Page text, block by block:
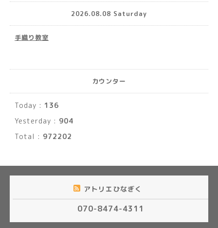
2026.08.08 Saturday
手織り教室
カウンター
Today : 136
Yesterday : 904
Total : 972202
アトリエひなぎく
070-8474-4311